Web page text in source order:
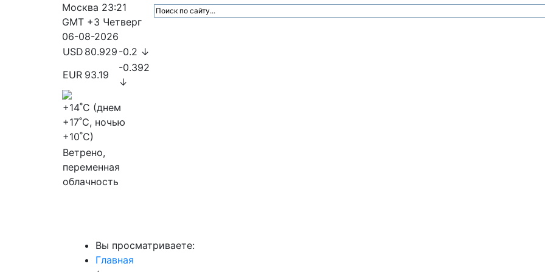
Москва 23:21
GMT +3 Четверг
06-08-2026
USD 80.929 -0.2 ↓
EUR 93.19
-0.392
↓
+14˚C (днем
+17˚C, ночью
+10˚C)
Ветрено,
переменная
облачность
Вы просматриваете:
Главная